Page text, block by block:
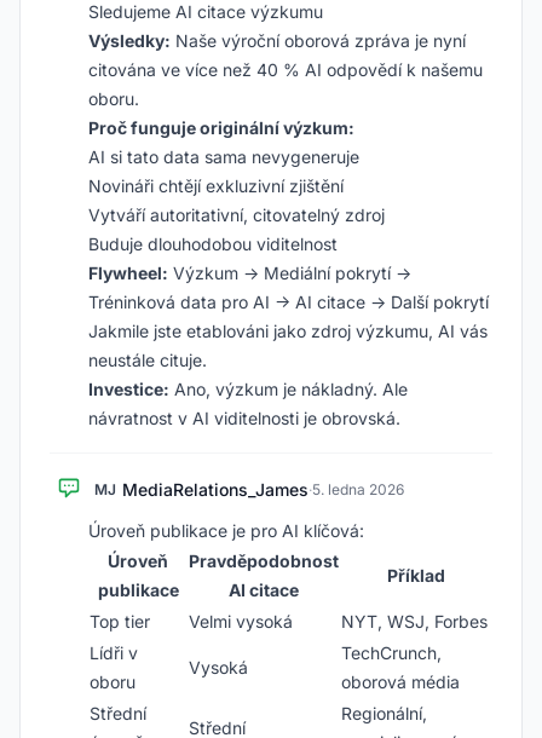
Sledujeme AI citace výzkumu
Výsledky: Naše výroční oborová zpráva je nyní
citována ve více než 40 % AI odpovědí k našemu
oboru.
Proč funguje originální výzkum:
AI si tato data sama nevygeneruje
Novináři chtějí exkluzivní zjištění
Vytváří autoritativní, citovatelný zdroj
Buduje dlouhodobou viditelnost
Flywheel: Výzkum → Mediální pokrytí →
Tréninková data pro AI → AI citace → Další pokrytí
Jakmile jste etablováni jako zdroj výzkumu, AI vás
neustále cituje.
Investice: Ano, výzkum je nákladný. Ale
návratnost v AI viditelnosti je obrovská.
MJ MediaRelations_James·5. ledna 2026
Úroveň publikace je pro AI klíčová:
Úroveň
publikace
Pravděpodobnost
AI citace
Příklad
Top tier Velmi vysoká
NYT, WSJ, Forbes
Lídři v
oboru
Vysoká
TechCrunch,
oborová média
Střední
Střední
Regionální,